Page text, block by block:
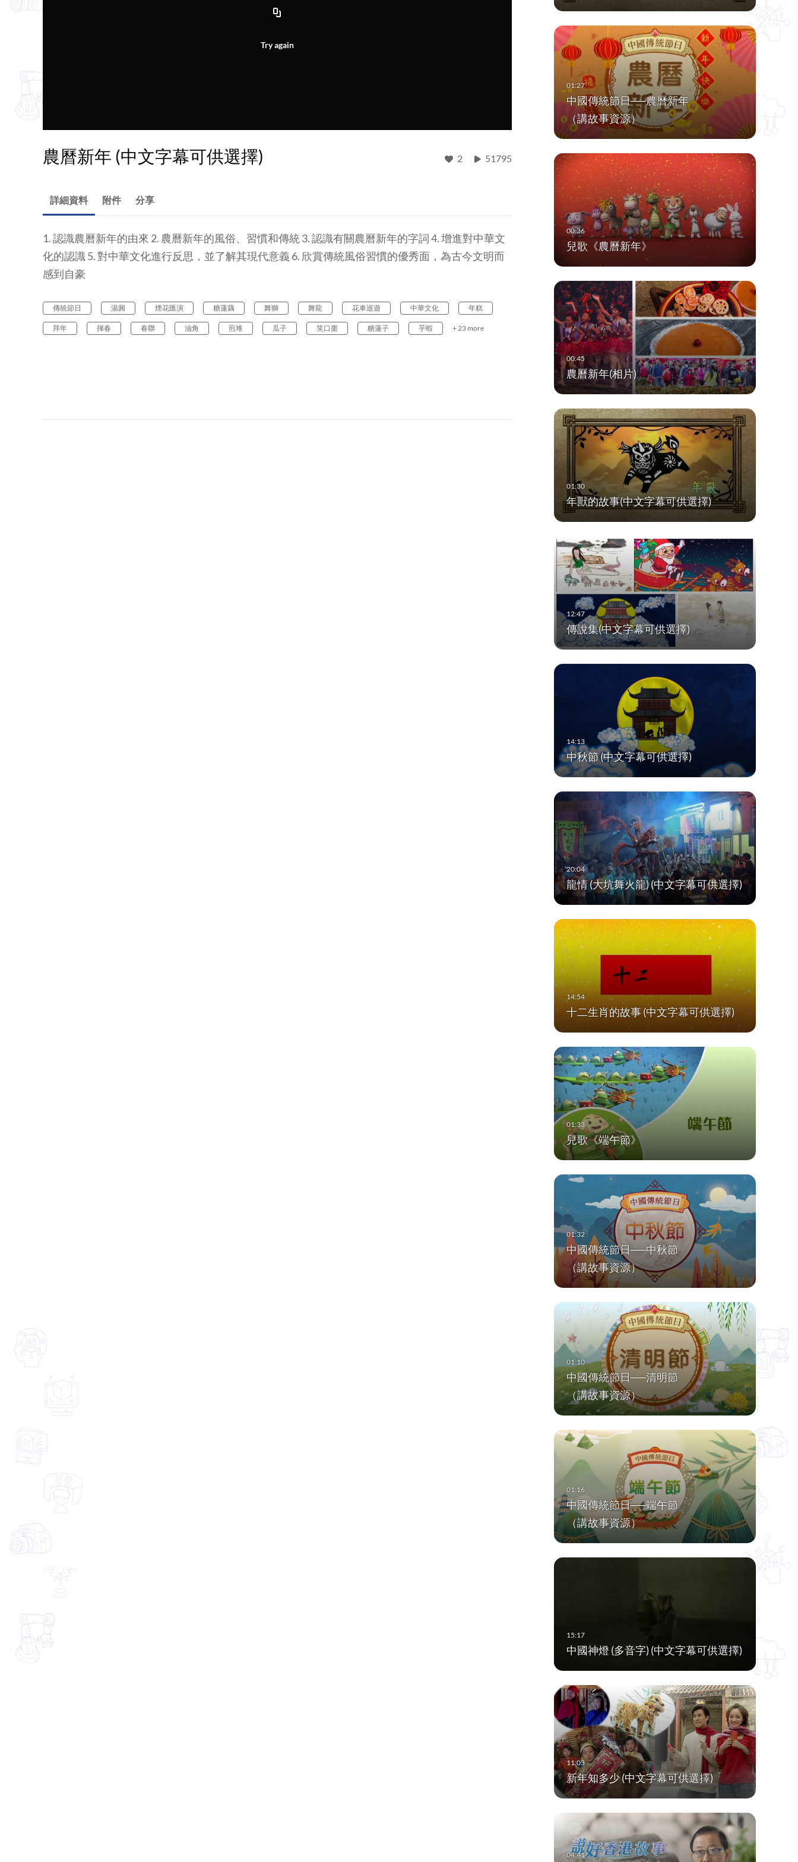
Try again
農曆新年 (中文字幕可供選擇) 2 51795
中國傳統節日──農曆新年
（講故事資源）
兒歌《農曆新年》
農曆新年(相片)
年獸的故事(中文字幕可供選擇)
傳說集(中文字幕可供選擇)
中秋節 (中文字幕可供選擇)
龍情 (大坑舞火龍) (中文字幕可供選擇)
十二生肖的故事 (中文字幕可供選擇)
兒歌《端午節》
中國傳統節日──中秋節
（講故事資源）
中國傳統節日──清明節
（講故事資源）
中國傳統節日──端午節
（講故事資源）
中國神燈 (多音字) (中文字幕可供選擇)
新年知多少 (中文字幕可供選擇)
詳細資料 附件 分享
1. 認識農曆新年的由來 2. 農曆新年的風俗、習慣和傳統 3. 認識有關農曆新年的字詞 4. 增進對中華文
化的認識 5. 對中華文化進行反思，並了解其現代意義 6. 欣賞傳統風俗習慣的優秀面，為古今文明而
感到自豪
傳統節日 湯圓 煙花匯演 糖蓮藕 舞獅 舞龍 花車巡遊 中華文化 年糕
拜年 揮春 春聯 油角 煎堆 瓜子 笑口棗 糖蓮子 芋蝦 + 23 more